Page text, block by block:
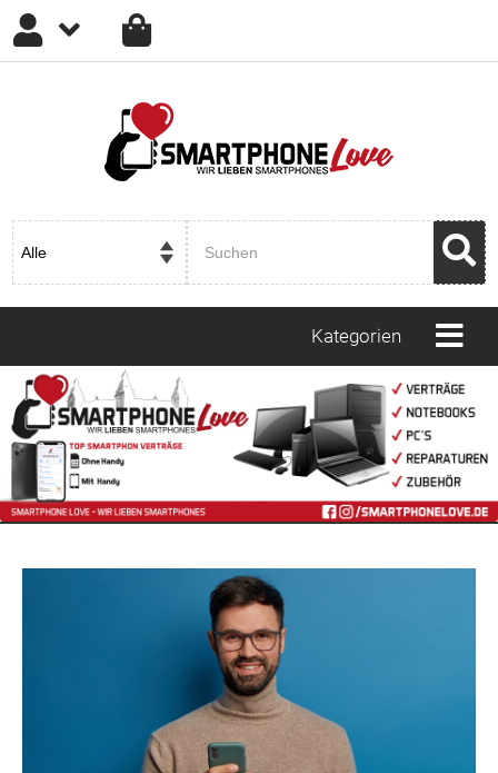
Anmelden Registrieren Passwort vergessen?
Kategorien